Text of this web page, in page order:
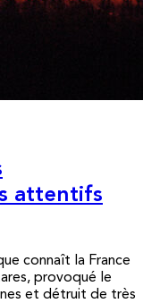
attentifs
connaît la France
provoqué le
et détruit de très